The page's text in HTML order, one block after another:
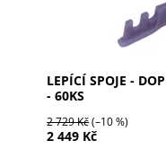
LEPÍCÍ SPOJE -
- 60KS
2 729 Kč(–10 %)
2 449 Kč